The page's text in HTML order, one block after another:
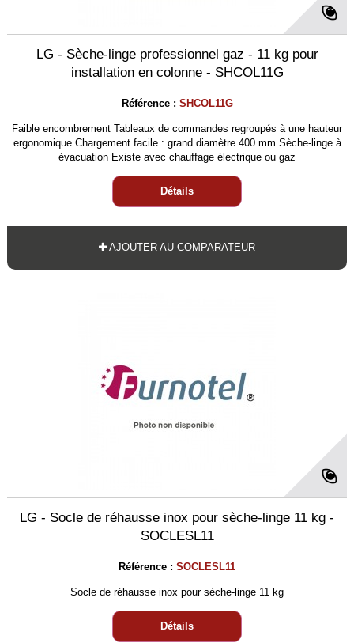
LG - Sèche-linge professionnel gaz - 11 kg pour
installation en colonne - SHCOL11G
Référence : SHCOL11G
Faible encombrement Tableaux de commandes regroupés à une hauteur
ergonomique Chargement facile : grand diamètre 400 mm Sèche-linge à
évacuation Existe avec chauffage électrique ou gaz
Détails
AJOUTER AU COMPARATEUR
LG - Socle de réhausse inox pour sèche-linge 11 kg -
SOCLESL11
Référence : SOCLESL11
Socle de réhausse inox pour sèche-linge 11 kg
Détails